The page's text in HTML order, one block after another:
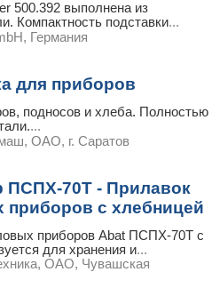
500.392 выполнена из
Компактность подставки...
Германия
для приборов
подносов и хлеба. Полностью
...
ОАО, г. Саратов
ПСПХ-70Т - Прилавок
приборов с хлебницей
приборов Abat ПСПХ-70Т с
для хранения и...
ОАО, Чувашская